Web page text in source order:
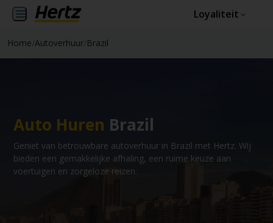
Loyaliteit
Home Autoverhuur Brazil
Auto Huren Brazil
Geniet van betrouwbare autoverhuur in Brazil met Hertz. Wij
bieden een gemakkelijke afhaling, een ruime keuze aan
voertuigen en zorgeloze reizen.